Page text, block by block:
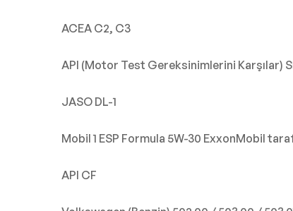
ACEA C2, C3
API (Motor Test Gereksinimlerini Karşılar)
JASO DL-1
Mobil 1 ESP Formula 5W-30 ExxonMobil
API CF